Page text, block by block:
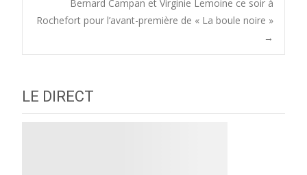
navigation
Bernard Campan et Virginie Lemoine ce soir à
Rochefort pour l’avant-première de « La boule noire »
→
LE DIRECT